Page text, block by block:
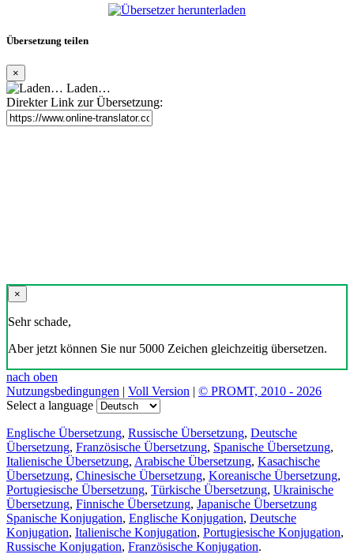
Übersetzung teilen
×
Laden…
Direkter Link zur Übersetzung:
×
Sehr schade,
Aber jetzt können Sie nur 5000 Zeichen gleichzeitig übersetzen.
nach oben
Nutzungsbedingungen | Voll Version | © PROMT, 2010 - 2026
Select a language
Englische Übersetzung, Russische Übersetzung, Deutsche
Übersetzung, Französische Übersetzung, Spanische Übersetzung,
Italienische Übersetzung, Arabische Übersetzung, Kasachische
Übersetzung, Chinesische Übersetzung, Koreanische Übersetzung,
Portugiesische Übersetzung, Türkische Übersetzung, Ukrainische
Übersetzung, Finnische Übersetzung, Japanische Übersetzung
Spanische Konjugation, Englische Konjugation, Deutsche
Konjugation, Italienische Konjugation, Portugiesische Konjugation,
Russische Konjugation, Französische Konjugation.